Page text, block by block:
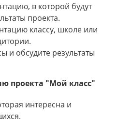
в которой будут
проекта.
классу, школе или
и обсудите результаты
проекта "Мой класс"
интересна и